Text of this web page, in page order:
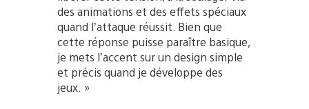
des animations et des effets spéciaux
quand l’attaque réussit. Bien que
cette réponse puisse paraître basique,
je mets l’accent sur un design simple
et précis quand je développe des
jeux. »